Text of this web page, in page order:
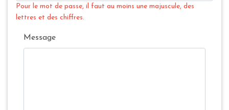
Pour le mot de passe, il faut au moins une majuscule, des
lettres et des chiffres.
Message